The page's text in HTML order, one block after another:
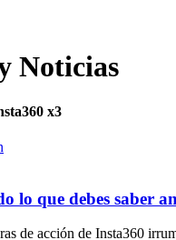
Noticias
x3
lo que debes saber
de acción de Insta360